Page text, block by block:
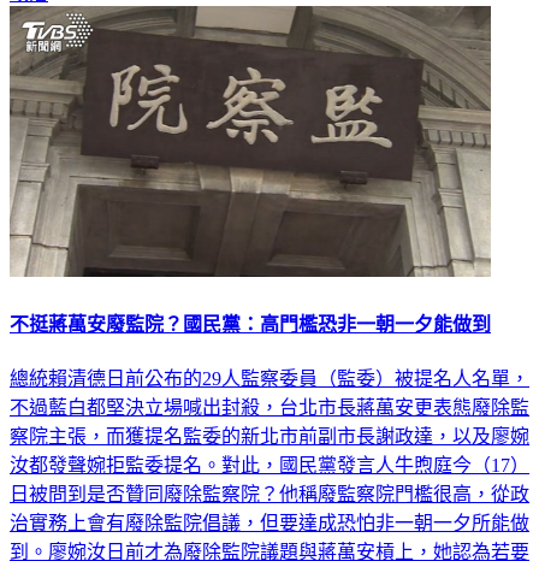
不過藍白都堅決立場喊出封殺，台北市長蔣萬安更表態廢除監
察院主張，而獲提名監委的新北市前副市長謝政達，以及廖婉
汝都發聲婉拒監委提名。對此，國民黨發言人牛煦庭今（17）
日被問到是否贊同廢除監察院？他稱廢監察院門檻很高，從政
治實務上會有廢除監院倡議，但要達成恐怕非一朝一夕所能做
到。廖婉汝日前才為廢除監院議題與蔣萬安槓上，她認為若要
改變，那就應該在總統大選時，透過任命任務型國大代表進行